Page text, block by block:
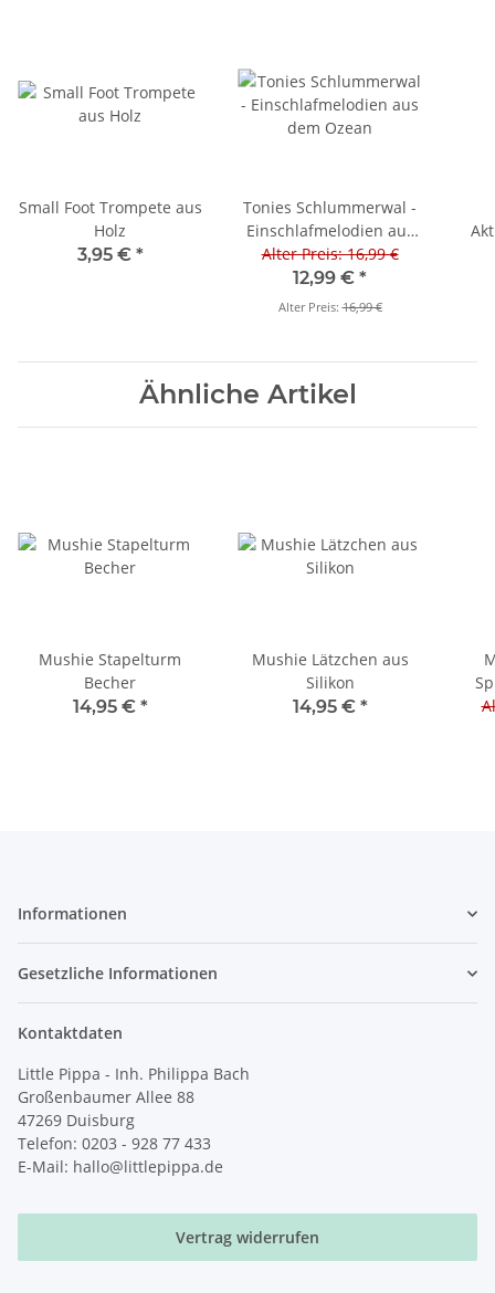
Small Foot Trompete aus
Holz
3,95 € *
Tonies Schlummerwal -
Einschlafmelodien aus
dem Ozean
Alter Preis: 16,99 €
12,99 € *
Alter Preis:16,99 €
Ähnliche Artikel
Mushie Stapelturm
Becher
14,95 € *
Mushie Lätzchen aus
Silikon
14,95 € *
Informationen
Gesetzliche Informationen
Kontaktdaten
Little Pippa - Inh. Philippa Bach
Großenbaumer Allee 88
47269 Duisburg
Telefon: 0203 - 928 77 433
E-Mail: hallo@littlepippa.de
Vertrag widerrufen